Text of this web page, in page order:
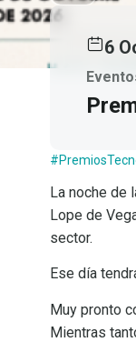
6
La noche de
Lope de
sector.
Ese día
Muy pronto
Mientras